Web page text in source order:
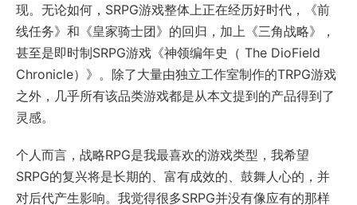
现。无论如何，SRPG游戏整体上正在经历好时代，《前
线任务》和《皇家骑士团》的回归，加上《三角战略》，
甚至是即时制SRPG游戏《神领编年史（ The DioField
Chronicle）》。除了大量由独立工作室制作的TRPG游戏
之外，几乎所有该品类游戏都是从本文提到的产品得到了
灵感。
个人而言，战略RPG是我最喜欢的游戏类型，我希望
SRPG的复兴将是长期的、富有成效的、鼓舞人心的，并
对后代产生影响。我觉得很多SRPG并没有像应有的那样